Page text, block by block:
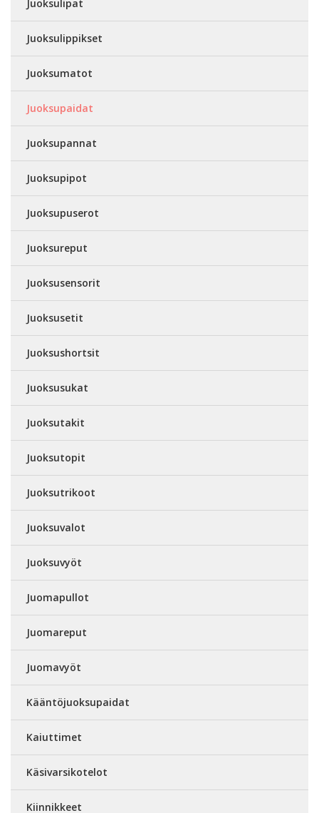
Juoksulipat
Juoksulippikset
Juoksumatot
Juoksupaidat
Juoksupannat
Juoksupipot
Juoksupuserot
Juoksureput
Juoksusensorit
Juoksusetit
Juoksushortsit
Juoksusukat
Juoksutakit
Juoksutopit
Juoksutrikoot
Juoksuvalot
Juoksuvyöt
Juomapullot
Juomareput
Juomavyöt
Kääntöjuoksupaidat
Kaiuttimet
Käsivarsikotelot
Kiinnikkeet